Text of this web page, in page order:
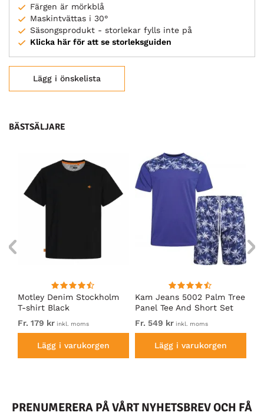
Färgen är mörkblå
Maskintvättas i 30°
Säsongsprodukt - storlekar fylls inte på
Klicka här för att se storleksguiden
Lägg i önskelista
BÄSTSÄLJARE
Motley Denim Stockholm
T-shirt Black
Fr. 179 kr inkl. moms
Lägg i varukorgen
Kam Jeans 5002 Palm Tree
Panel Tee And Short Set
Electric Blue
Fr. 549 kr inkl. moms
Lägg i varukorgen
PRENUMERERA PÅ VÅRT NYHETSBREV OCH FÅ